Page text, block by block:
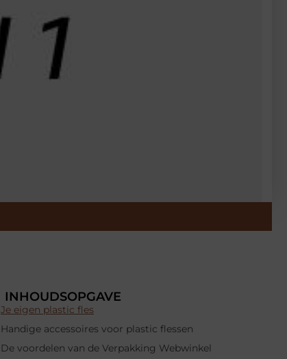
INHOUDSOPGAVE
Je eigen plastic fles
Handige accessoires voor plastic flessen
De voordelen van de Verpakking Webwinkel